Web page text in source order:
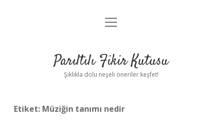
Anasayfa
Yasal Uyarı
menüyü
Parıltılı Fikir Kutusu
Şıklıkla dolu neşeli öneriler keşfet!
Etiket: Müziğin tanımı nedir